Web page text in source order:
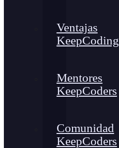
Ventajas
KeepCoding
Mentores
KeepCoders
Comunidad
KeepCoders